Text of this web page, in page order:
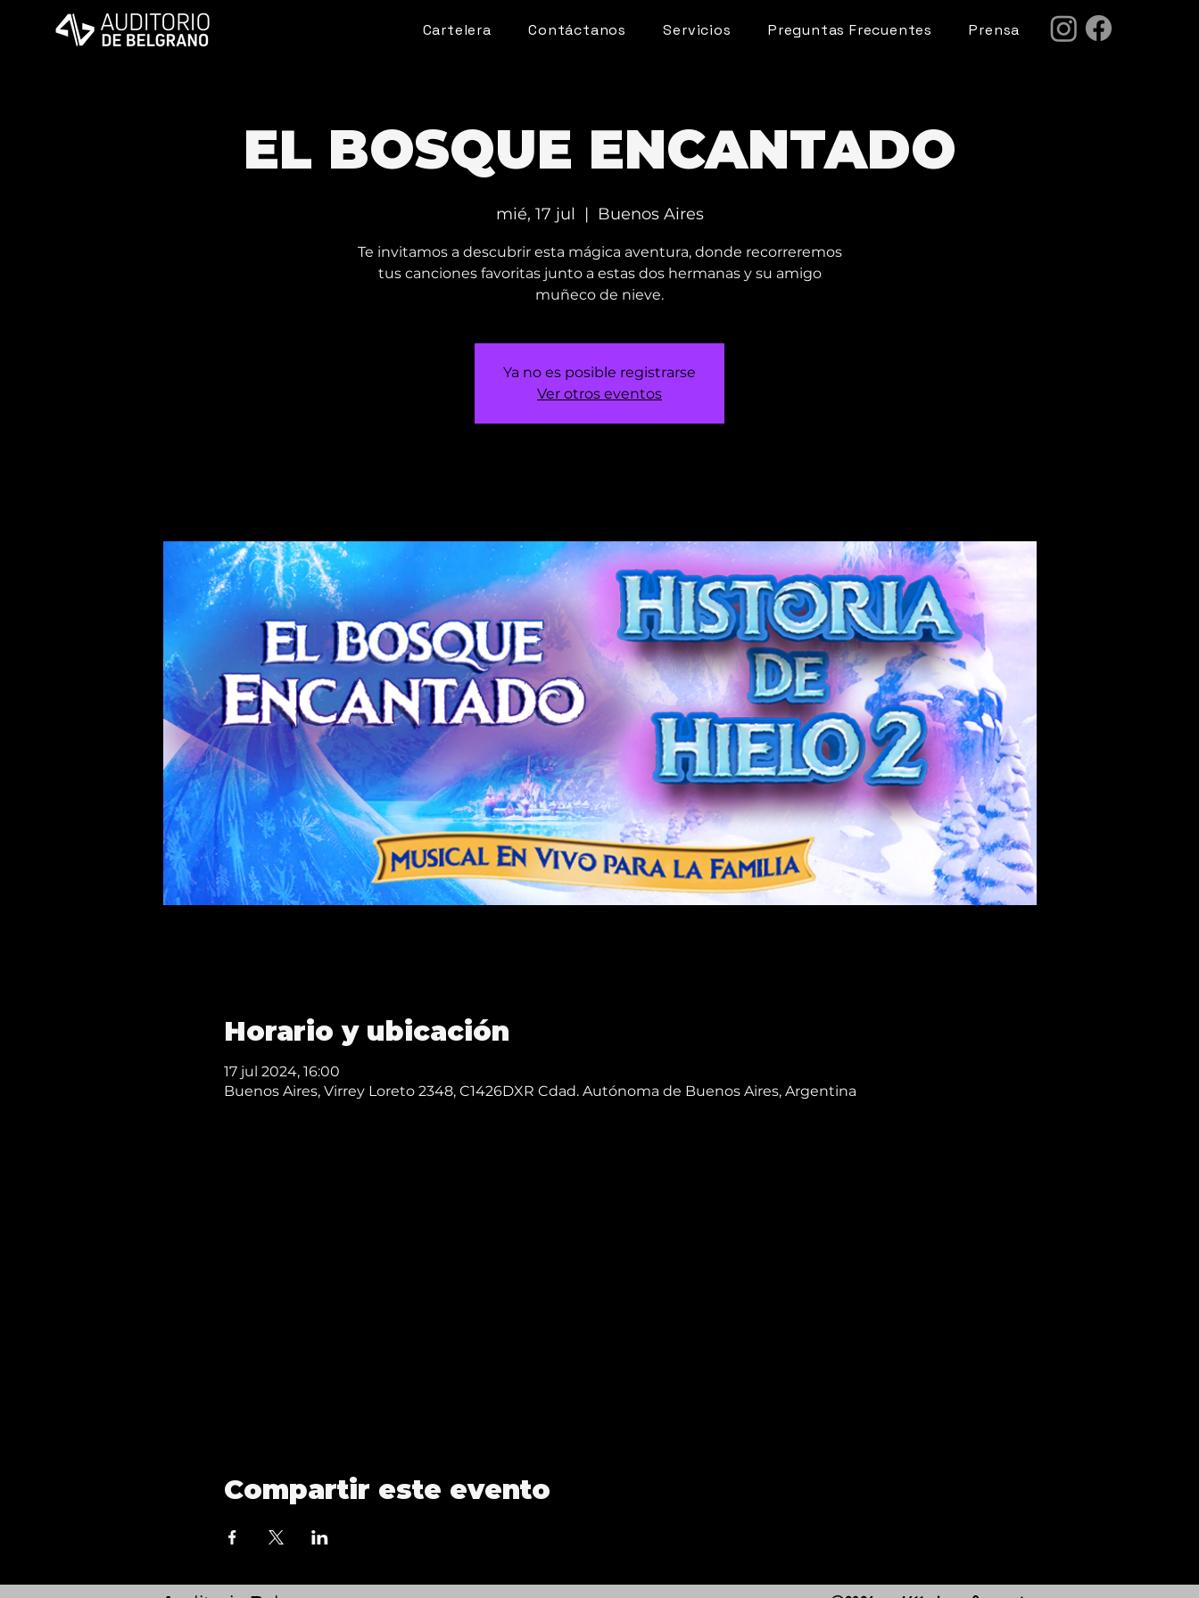
Cartelera Contáctanos Servicios Preguntas Frecuentes Prensa
EL BOSQUE ENCANTADO
mié, 17 jul
  |
Buenos Aires
Te invitamos a descubrir esta mágica aventura, donde recorreremos
tus canciones favoritas junto a estas dos hermanas y su amigo
muñeco de nieve.
Ya no es posible registrarse
Ver otros eventos
Horario y ubicación
17 jul 2024, 16:00
Buenos Aires, Virrey Loreto 2348, C1426DXR Cdad. Autónoma de Buenos Aires, Argentina
Compartir este evento